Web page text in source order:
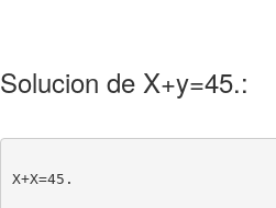
Solucion de X+y=45.:
X+X=45.